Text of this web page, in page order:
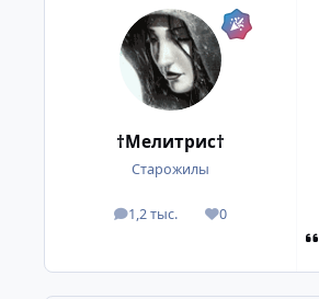
†Мелитрис†
Старожилы
1,2 тыс.
посты 0
Репутация